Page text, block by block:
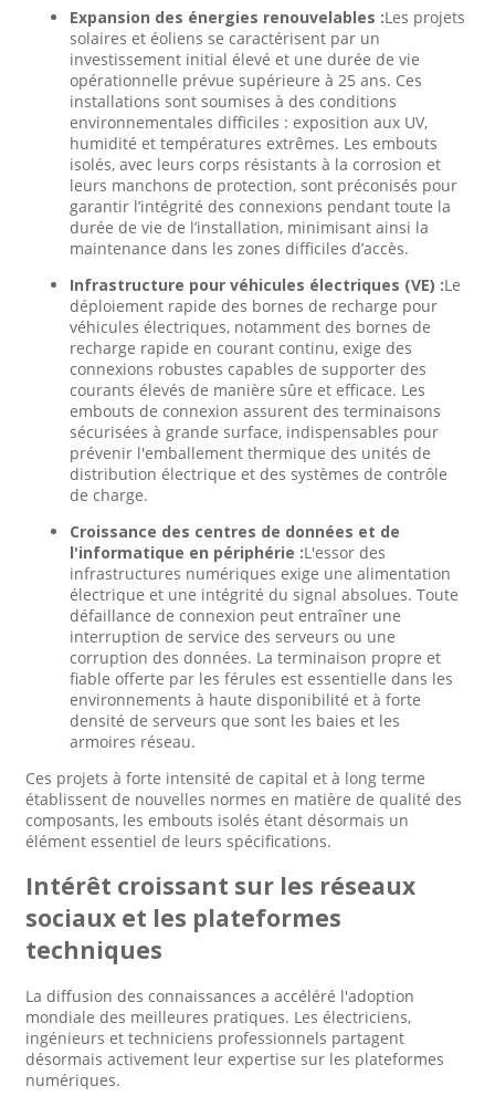
Expansion des énergies renouvelables :Les projets
solaires et éoliens se caractérisent par un
investissement initial élevé et une durée de vie
opérationnelle prévue supérieure à 25 ans. Ces
installations sont soumises à des conditions
environnementales difficiles : exposition aux UV,
humidité et températures extrêmes. Les embouts
isolés, avec leurs corps résistants à la corrosion et
leurs manchons de protection, sont préconisés pour
garantir l’intégrité des connexions pendant toute la
durée de vie de l’installation, minimisant ainsi la
maintenance dans les zones difficiles d’accès.
Infrastructure pour véhicules électriques (VE) :Le
déploiement rapide des bornes de recharge pour
véhicules électriques, notamment des bornes de
recharge rapide en courant continu, exige des
connexions robustes capables de supporter des
courants élevés de manière sûre et efficace. Les
embouts de connexion assurent des terminaisons
sécurisées à grande surface, indispensables pour
prévenir l'emballement thermique des unités de
distribution électrique et des systèmes de contrôle
de charge.
Croissance des centres de données et de
l'informatique en périphérie :L'essor des
infrastructures numériques exige une alimentation
électrique et une intégrité du signal absolues. Toute
défaillance de connexion peut entraîner une
interruption de service des serveurs ou une
corruption des données. La terminaison propre et
fiable offerte par les férules est essentielle dans les
environnements à haute disponibilité et à forte
densité de serveurs que sont les baies et les
armoires réseau.
Ces projets à forte intensité de capital et à long terme
établissent de nouvelles normes en matière de qualité des
composants, les embouts isolés étant désormais un
élément essentiel de leurs spécifications.
Intérêt croissant sur les réseaux
sociaux et les plateformes
techniques
La diffusion des connaissances a accéléré l'adoption
mondiale des meilleures pratiques. Les électriciens,
ingénieurs et techniciens professionnels partagent
désormais activement leur expertise sur les plateformes
numériques.